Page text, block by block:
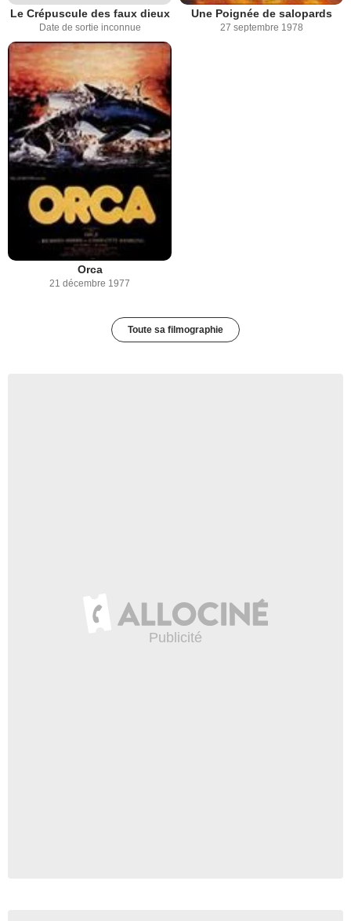
Le Crépuscule des faux dieux
Date de sortie inconnue
Une Poignée de salopards
27 septembre 1978
Orca
21 décembre 1977
Toute sa filmographie